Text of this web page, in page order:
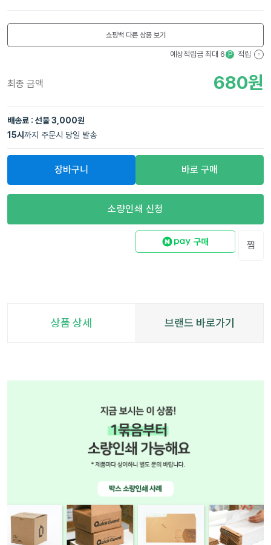
쇼핑백 다른 상품 보기
예상적립금 최대 6 P 적립 ?
최종 금액 680원
배송료 : 선불 3,000원
15시 까지 주문시 당일 발송
장바구니 바로 구매
소량인쇄 신청
찜
상품 상세 브랜드 바로가기